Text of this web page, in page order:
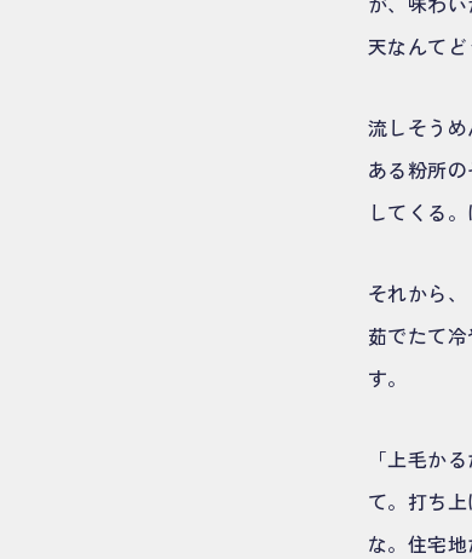
天なんて
流しそう
ある粉所
してくる
それから
茹でたて
す。
「上毛か
て。打ち
な。住宅